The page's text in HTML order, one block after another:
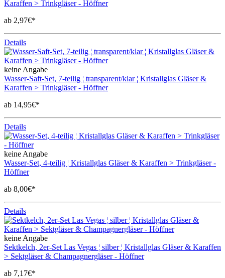
Karaffen > Trinkgläser - Höffner
ab 2,97€*
Details
keine Angabe
Wasser-Saft-Set, 7-teilig ¦ transparent/klar ¦ Kristallglas Gläser &
Karaffen > Trinkgläser - Höffner
ab 14,95€*
Details
keine Angabe
Wasser-Set, 4-teilig ¦ Kristallglas Gläser & Karaffen > Trinkgläser -
Höffner
ab 8,00€*
Details
keine Angabe
Sektkelch, 2er-Set Las Vegas ¦ silber ¦ Kristallglas Gläser & Karaffen
> Sektgläser & Champagnergläser - Höffner
ab 7,17€*